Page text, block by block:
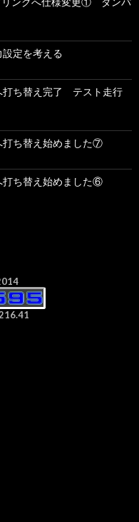
定を考える
打ち替え完了 テスト走行
打ち替え始めました⑦
打ち替え始めました⑥